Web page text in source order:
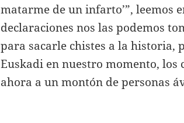
matarme de un infarto’”, leemos
declaraciones nos las podemos
para sacarle chistes a la historia,
Euskadi en nuestro momento,
ahora a un montón de personas